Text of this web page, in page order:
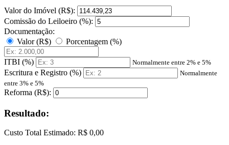
Valor do Imóvel (R$):
Comissão do Leiloeiro (%):
Documentação:
Valor (R$)
Porcentagem (%)
ITBI (%) Normalmente entre 2% e 5%
Escritura e Registro (%)
Normalmente
entre 3% e 5%
Reforma (R$):
Resultado:
Custo Total Estimado: R$ 0,00